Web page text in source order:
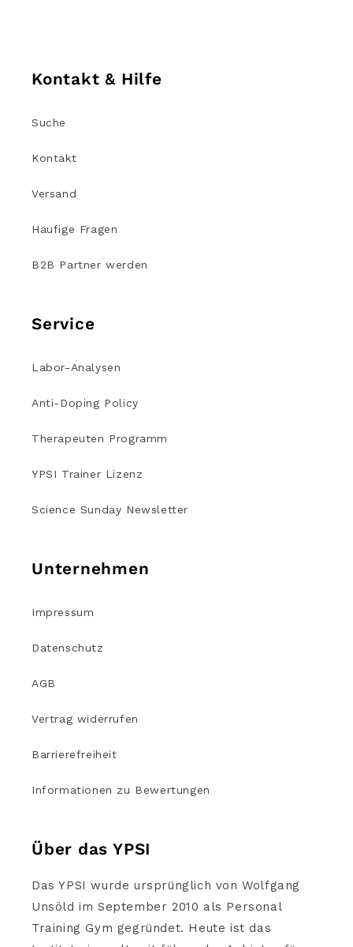
Kontakt & Hilfe
Suche
Kontakt
Versand
Häufige Fragen
B2B Partner werden
Service
Labor-Analysen
Anti-Doping Policy
Therapeuten Programm
YPSI Trainer Lizenz
Science Sunday Newsletter
Unternehmen
Impressum
Datenschutz
AGB
Vertrag widerrufen
Barrierefreiheit
Informationen zu Bewertungen
Über das YPSI
Das YPSI wurde ursprünglich von Wolfgang
Unsöld im September 2010 als Personal
Training Gym gegründet. Heute ist das